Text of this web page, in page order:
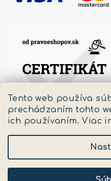
Tento web používa
prechádzaním tohto
ich používaním. Viac
Copyright 2026Pastello
Upraviť